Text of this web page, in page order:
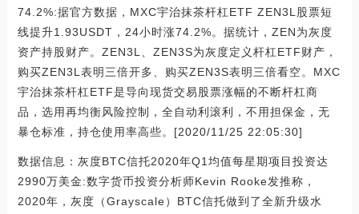
74.2%:据官方数据，MXC宇治抹茶杆杠ETF ZEN3L股票短
线提升1.93USDT，24小时涨74.2%。据统计，ZEN为灰度
资产持股财产。ZEN3L、ZEN3S为灰度定义杆杠ETF财产，
购买ZEN3L表明三倍开多、购买ZEN3S表明三倍看空。MXC
宇治抹茶杆杠ETF是导向现货交易股票涨幅的不断杆杠商
品，选用再均衡风险控制，全自动利滚利，不用担保金，无
暴仓标准，持仓使用率高些。[2020/11/25 22:05:30]
数据信息：灰度BTC信托2020年Q1均值每星期项目投资达
2990万美金:数字货币投资分析师Kevin Rooke发推称，
2020年，灰度（Grayscale）BTC信托做到了全新升级水